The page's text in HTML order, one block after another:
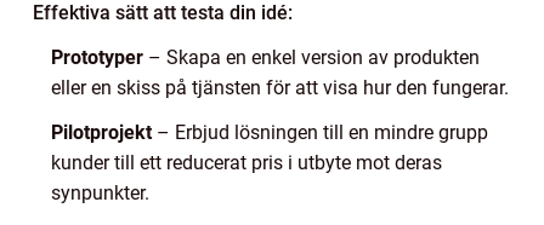
Effektiva sätt att testa din idé:
Prototyper – Skapa en enkel version av produkten
eller en skiss på tjänsten för att visa hur den fungerar.
Pilotprojekt– Erbjud lösningen till en mindre grupp
kunder till ett reducerat pris i utbyte mot deras
synpunkter.